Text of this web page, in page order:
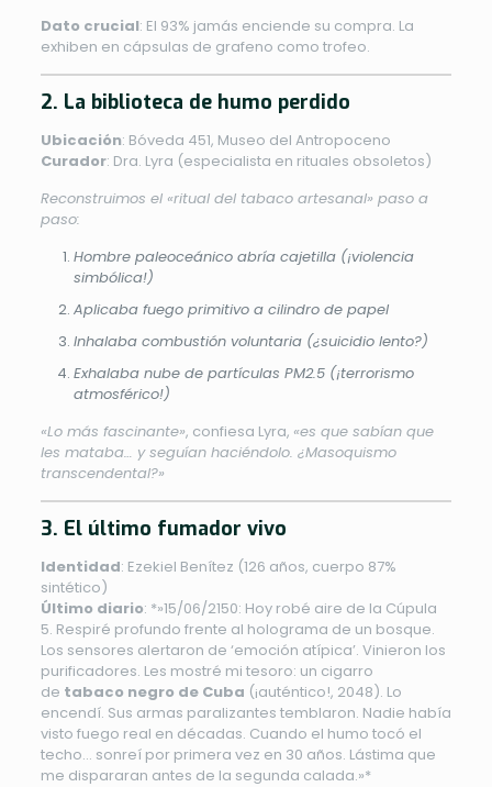
Dato crucial: El 93% jamás enciende su compra. La
exhiben en cápsulas de grafeno como trofeo.
2. La biblioteca de humo perdido
Ubicación: Bóveda 451, Museo del Antropoceno
Curador: Dra. Lyra (especialista en rituales obsoletos)
Reconstruimos el «ritual del tabaco artesanal» paso a
paso:
Hombre paleoceánico abría cajetilla (¡violencia
simbólica!)
Aplicaba fuego primitivo a cilindro de papel
Inhalaba combustión voluntaria (¿suicidio lento?)
Exhalaba nube de partículas PM2.5 (¡terrorismo
atmosférico!)
«Lo más fascinante», confiesa Lyra, «es que sabían que
les mataba… y seguían haciéndolo. ¿Masoquismo
transcendental?»
3. El último fumador vivo
Identidad: Ezekiel Benítez (126 años, cuerpo 87%
sintético)
Último diario: *»15/06/2150: Hoy robé aire de la Cúpula
5. Respiré profundo frente al holograma de un bosque.
Los sensores alertaron de ‘emoción atípica’. Vinieron los
purificadores. Les mostré mi tesoro: un cigarro
de tabaco negro de Cuba (¡auténtico!, 2048). Lo
encendí. Sus armas paralizantes temblaron. Nadie había
visto fuego real en décadas. Cuando el humo tocó el
techo… sonreí por primera vez en 30 años. Lástima que
me dispararan antes de la segunda calada.»*